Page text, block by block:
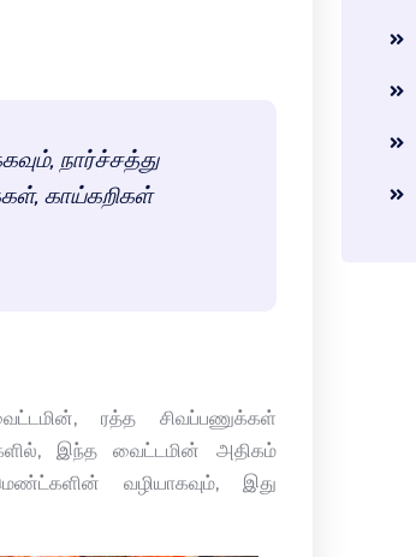
நார்ச்சத்து
காய்கறிகள்
ரத்த சிவப்பணுக்கள்
இந்த வைட்டமின் அதிகம்
வழியாகவும், இது